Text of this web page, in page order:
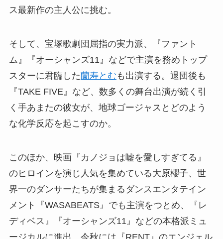
ス最新作の主人公に挑む。
そして、宝塚歌劇団屈指の実力派、『ファント
ム』『オーシャンズ11』などで主演を務めトップ
スターに君臨した蘭寿とむ も出演する。退団後も
『TAKE FIVE』など、数多くの舞台出演が続く引
く手あまたの彼女が、地球ゴージャスとどのよう
な化学反応を起こすのか。
このほか、映画『カノジョは嘘を愛しすぎてる』
のヒロインを演じ人気を集めている大原櫻子、世
界一のダンサーたちが集まるダンスエンタテイン
メント『WASABEATS』でも主演をつとめ、『レ
ディベス』『オーシャンズ11』などの本格派ミュ
ージカルに進出、今秋には『RENT』のエンジェル